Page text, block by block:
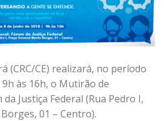
(CRC/CE) realizará, no período
às 16h, o Mutirão de
Justiça Federal (Rua Pedro I,
01 – Centro).